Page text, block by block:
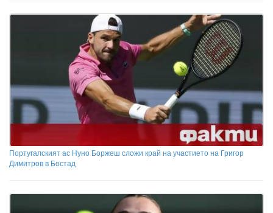
Португалският ас Нуно Боржеш сложи край на участието на Григор
Димитров в Бостад